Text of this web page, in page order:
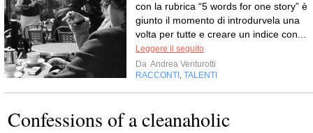
con la rubrica “5 words for one story” è
giunto il momento di introdurvela una
volta per tutte e creare un indice con...
Leggere il seguito
Da Andrea Venturotti
RACCONTI
TALENTI
Confessions of a cleanaholic